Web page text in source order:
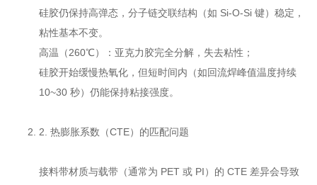
硅胶仍保持高弹态，分子链交联结构（如 Si-O-Si 键）稳定，
粘性基本不变。
高温（260℃）：亚克力胶完全分解，失去粘性；
硅胶开始缓慢热氧化，但短时间内（如回流焊峰值温度持续
10~30 秒）仍能保持粘接强度。
2. 热膨胀系数（CTE）的匹配问题
接料带材质与载带（通常为 PET 或 PI）的 CTE 差异会导致